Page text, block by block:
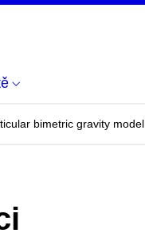
bimetric gravity model